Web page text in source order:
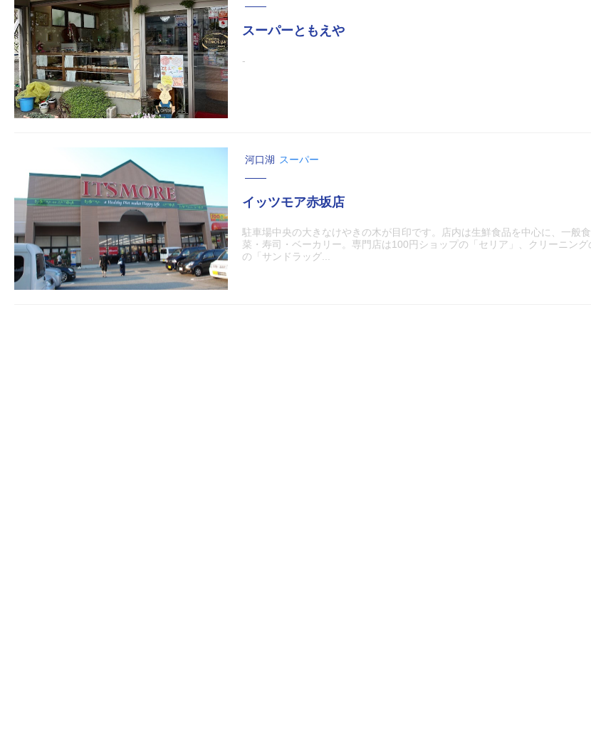
スーパーともえや
-
河口湖 スーパー
イッツモア赤坂店
駐車場中央の大きなけやきの木が目印です。店内は生鮮食品を中心に、一般
菜・寿司・ベーカリー。専門店は100円ショップの「セリア」、クリーニング
の「サンドラッグ...